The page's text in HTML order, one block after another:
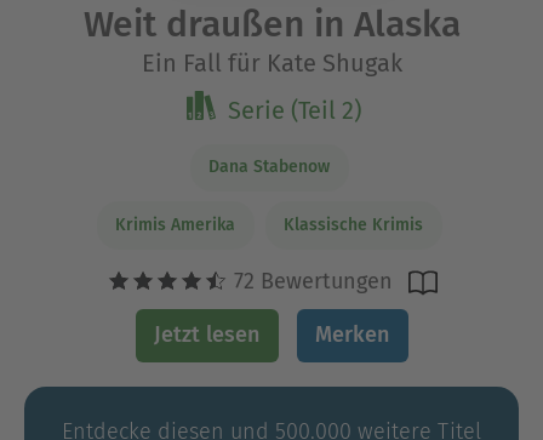
Weit draußen in Alaska
Ein Fall für Kate Shugak
Serie (Teil 2)
Dana Stabenow
Krimis Amerika Klassische Krimis
72 Bewertungen
Jetzt lesen Merken
Entdecke diesen und 500.000 weitere Titel